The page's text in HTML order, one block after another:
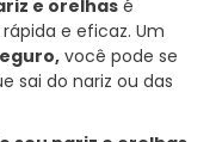
e orelhas é
e eficaz. Um
você pode se
sai do nariz ou das